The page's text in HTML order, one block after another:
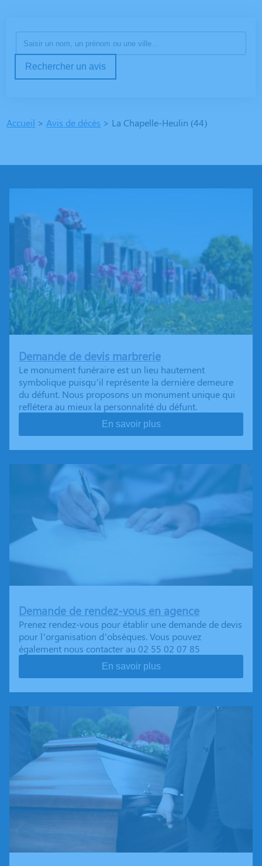
Rechercher un avis
Accueil > Avis de décès > La Chapelle-Heulin (44)
Demande de devis marbrerie
Le monument funéraire est un lieu hautement
symbolique puisqu’il représente la dernière demeure
du défunt. Nous proposons un monument unique qui
reflétera au mieux la personnalité du défunt.
En savoir plus
Demande de rendez-vous en agence
Prenez rendez-vous pour établir une demande de devis
pour l’organisation d’obsèques. Vous pouvez
également nous contacter au 02 55 02 07 85
En savoir plus